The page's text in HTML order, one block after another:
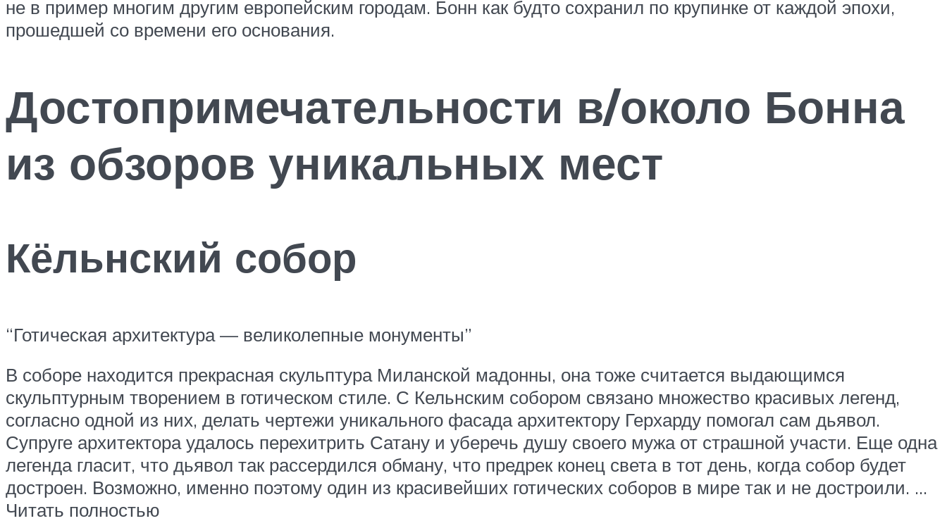
не в пример многим другим европейским городам. Бонн как будто сохранил по крупинке от каждой эпохи,
прошедшей со времени его основания.
Достопримечательности в/около Бонна
из обзоров уникальных мест
Кёльнский собор
“Готическая архитектура — великолепные монументы”
В соборе находится прекрасная скульптура Миланской мадонны, она тоже считается выдающимся
скульптурным творением в готическом стиле. С Кельнским собором связано множество красивых легенд,
согласно одной из них, делать чертежи уникального фасада архитектору Герхарду помогал сам дьявол.
Супруге архитектора удалось перехитрить Сатану и уберечь душу своего мужа от страшной участи. Еще одна
легенда гласит, что дьявол так рассердился обману, что предрек конец света в тот день, когда собор будет
достроен. Возможно, именно поэтому один из красивейших готических соборов в мире так и не достроили. …
Читать полностью